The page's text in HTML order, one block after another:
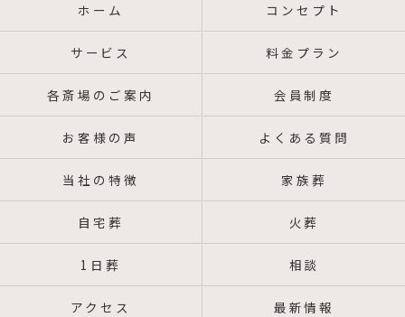
ホーム コンセプト
サービス 料金プラン
各斎場のご案内 会員制度
お客様の声 よくある質問
当社の特徴 家族葬
自宅葬 火葬
1日葬 相談
アクセス 最新情報